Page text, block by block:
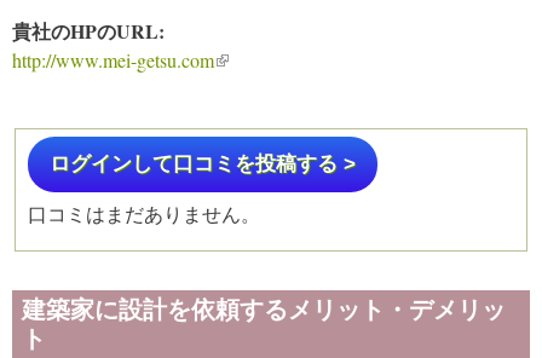
貴社のHPのURL:
http://www.mei-getsu.com(link is external)
ログインして口コミを投稿する >
口コミはまだありません。
建築家に設計を依頼するメリット・デメリッ
ト